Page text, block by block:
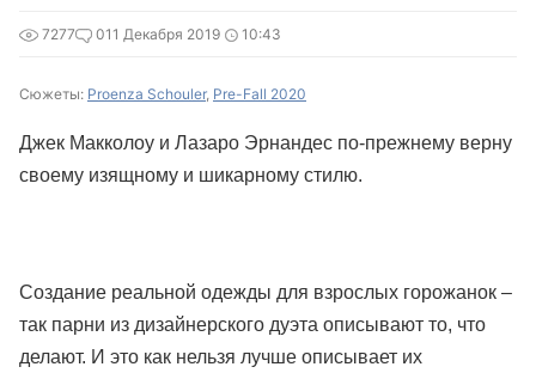
7277 011 Декабря 2019 10:43
Сюжеты: Proenza Schouler, Pre-Fall 2020
Джек Макколоу и Лазаро Эрнандес по-прежнему верну
своему изящному и шикарному стилю.
Создание реальной одежды для взрослых горожанок –
так парни из дизайнерского дуэта описывают то, что
делают. И это как нельзя лучше описывает их